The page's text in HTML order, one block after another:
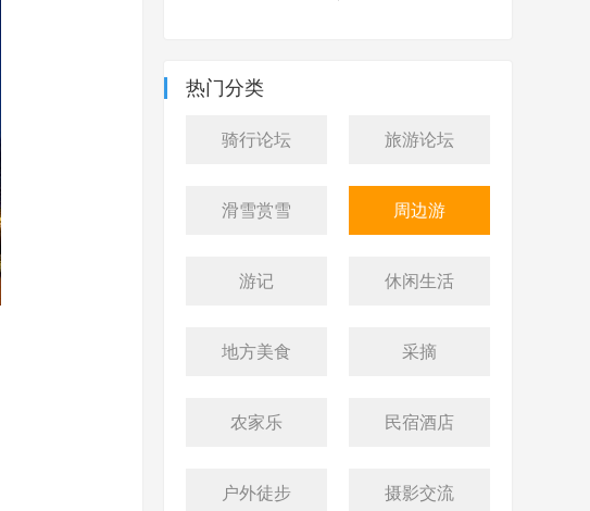
热门分类
骑行论坛 旅游论坛
滑雪赏雪 周边游
游记 休闲生活
地方美食 采摘
农家乐 民宿酒店
户外徒步 摄影交流